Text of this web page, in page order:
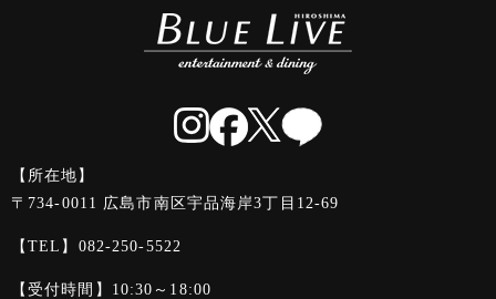
【所在地】
〒734-0011 広島市南区宇品海岸3丁目12-69
【TEL】 082-250-5522
【受付時間】10:30～18:00